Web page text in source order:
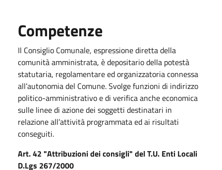
Competenze
Il Consiglio Comunale, espressione diretta della
comunità amministrata, è depositario della potestà
statutaria, regolamentare ed organizzatoria connessa
all’autonomia del Comune. Svolge funzioni di indirizzo
politico-amministrativo e di verifica anche economica
sulle linee di azione dei soggetti destinatari in
relazione all’attività programmata ed ai risultati
conseguiti.
Art. 42 "Attribuzioni dei consigli" del T.U. Enti Locali
D.Lgs 267/2000